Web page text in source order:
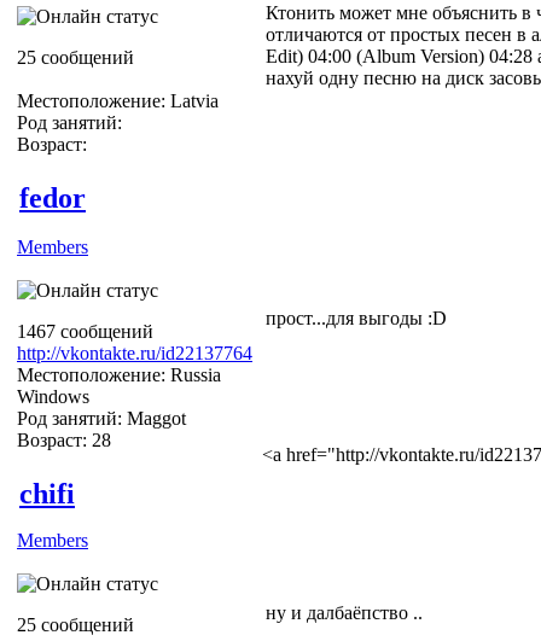
25 сообщений
Местоположение: Latvia
Род занятий:
Возраст:
Ктонить может мне объяснить в
отличаются от простых песен в
Edit) 04:00 (Album Version) 04:28
нахуй одну песню на диск
fedor
Members
1467 сообщений
http://vkontakte.ru/id22137764
Местоположение: Russia
Windows
Род занятий: Maggot
Возраст: 28
прост...для выгоды :D
<a href="http://vkontakte.ru/
chifi
Members
25 сообщений
ну и далбаёпство ..